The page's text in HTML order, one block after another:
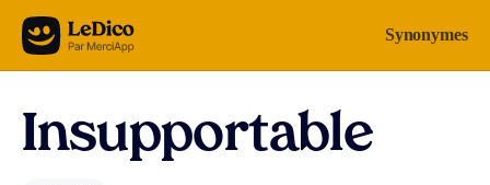
Aller au contenu Synonymes
Insupportable